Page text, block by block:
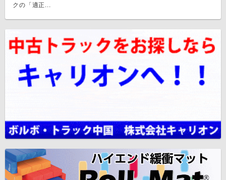
クの「適正...